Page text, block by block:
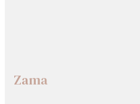
Zama